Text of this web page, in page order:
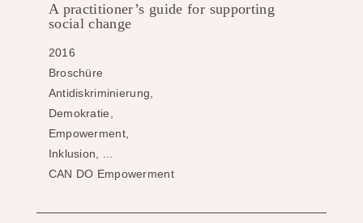
A practitioner’s guide for supporting
social change
2016
Broschüre
Antidiskriminierung,
Demokratie,
Empowerment,
Inklusion, ...
CAN DO Empowerment